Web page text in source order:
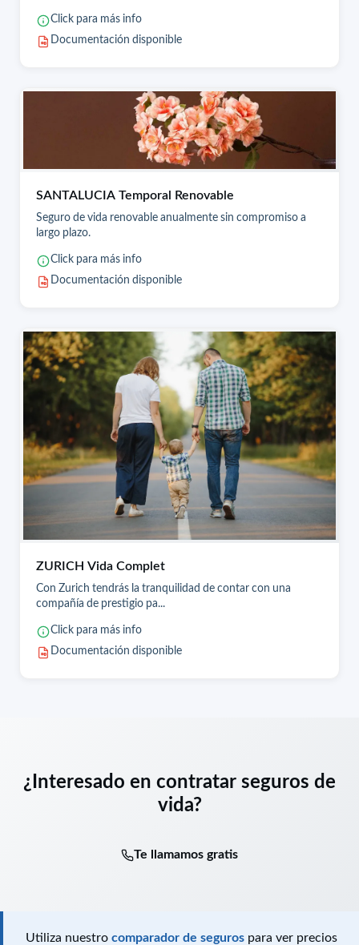
Click para más info
Documentación disponible
SANTALUCIA Temporal Renovable
Seguro de vida renovable anualmente sin compromiso a
largo plazo.
Click para más info
Documentación disponible
ZURICH Vida Complet
Con Zurich tendrás la tranquilidad de contar con una
compañía de prestigio pa...
Click para más info
Documentación disponible
¿Interesado en contratar seguros de
vida?
Te llamamos gratis
Utiliza nuestro comparador de segurospara ver precios